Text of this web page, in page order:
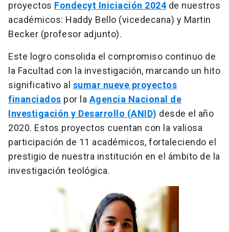
proyectos Fondecyt Iniciación 2024 de nuestros
académicos: Haddy Bello (vicedecana) y Martin
Becker (profesor adjunto).
Este logro consolida el compromiso continuo de
la Facultad con la investigación, marcando un hito
significativo al sumar nueve proyectos
financiados por laAgencia Nacional de
Investigación y Desarrollo (ANID) desde el año
2020. Estos proyectos cuentan con la valiosa
participación de 11 académicos, fortaleciendo el
prestigio de nuestra institución en el ámbito de la
investigación teológica.